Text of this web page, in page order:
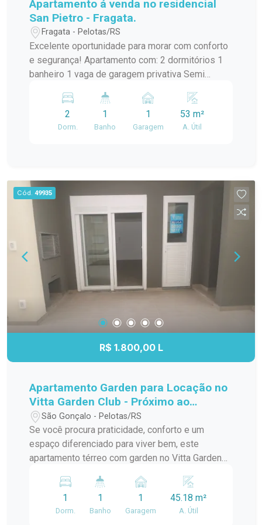
Apartamento á venda no residencial
San Pietro - Fragata.
Fragata - Pelotas/RS
Excelente oportunidade para morar com conforto
e segurança! Apartamento com: 2 dormitórios 1
banheiro 1 vaga de garagem privativa Semi
bairro Fragata, com fácil acesso a comércios,
escolas e serviços. Ideal para quem busca
2
Dorm.
1
Banho
1
Garagem
53 m²
A. Útil
Cód. 49935
R$ 1.800,00 L
Apartamento Garden para Locação no
Vitta Garden Club - Próximo ao
Shopping Pelotas
São Gonçalo - Pelotas/RS
Se você procura praticidade, conforto e um
espaço diferenciado para viver bem, este
apartamento térreo com garden no Vitta Garden
estratégica, próximo ao Shopping Pelotas e à
Avenida Ferreira Viana, o imóvel oferece fácil
acesso a supermercados, farmácias,
1
Dorm.
1
Banho
1
Garagem
45.18 m²
A. Útil